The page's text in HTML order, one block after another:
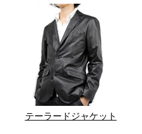
テーラードジャケット